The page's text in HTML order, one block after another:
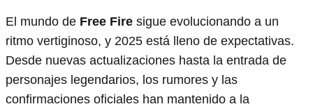
El mundo de Free Fire sigue evolucionando a un
ritmo vertiginoso, y 2025 está lleno de expectativas.
Desde nuevas actualizaciones hasta la entrada de
personajes legendarios, los rumores y las
confirmaciones oficiales han mantenido a la